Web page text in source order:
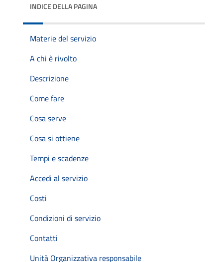
INDICE DELLA PAGINA
Materie del servizio
A chi è rivolto
Descrizione
Come fare
Cosa serve
Cosa si ottiene
Tempi e scadenze
Accedi al servizio
Costi
Condizioni di servizio
Contatti
Unità Organizzativa responsabile